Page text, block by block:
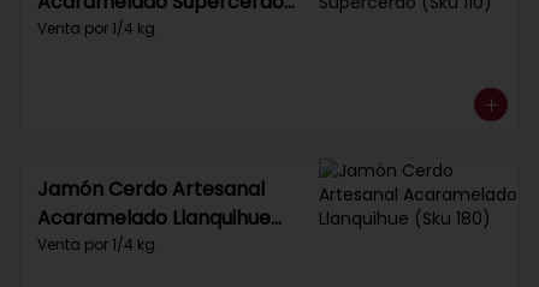
(Sku 110)
Venta por 1/4 kg.
Jamón Cerdo Artesanal
Acaramelado Llanquihue
(Sku 180)
Venta por 1/4 kg.